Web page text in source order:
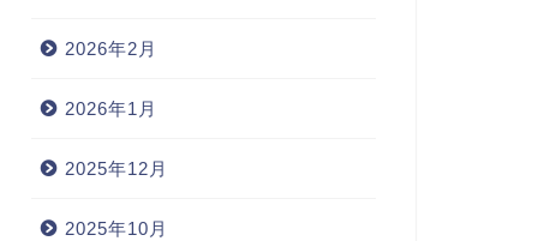
2026年2月
2026年1月
2025年12月
2025年10月